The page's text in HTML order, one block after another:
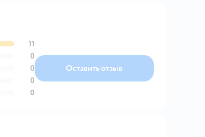
11
0
0
0
0
Оставить отзыв